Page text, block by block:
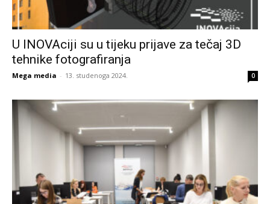
U INOVAciji su u tijeku prijave za tečaj 3D
tehnike fotografiranja
Mega media - 13. studenoga 2024. 0